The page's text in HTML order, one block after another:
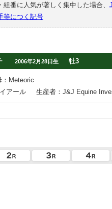
組番に人気が著しく集中した場合、
等につく記号
2006年2月28日生 牡3
：Meteoric
アール
生産者：J&J Equine